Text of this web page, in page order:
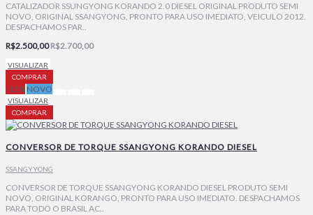
CATALIZADOR SSUNGYONG KORANDO 2.0 DIESEL ORIGINAL PRODUTO SEMI
NOVO, ORIGINAL SSANGYONG, PRONTO PARA USO IMEDIATO, VEICULO 2012.
DESPACHAMOS PAR..
R$2.500,00 R$2.700,00
VISUALIZAR
COMPRAR
-12% NOVO
VISUALIZAR
COMPRAR
CONVERSOR DE TORQUE SSANGYONG KORANDO DIESEL
SSANGYYONG
CONVERSOR DE TORQUE SSANGYONG KORANDO DIESEL PRODUTO SEMI
NOVO, ORIGINAL KORANGO, PRONTO PARA USO IMEDIATO. DESPACHAMOS
PARA TODO O BRASIL AC..